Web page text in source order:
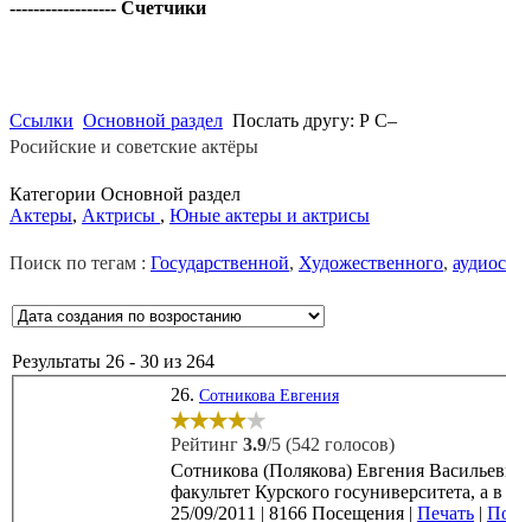
------------------ Счетчики
Ссылки Основной раздел Послать другу: Р С–
Росийские и советские актёры
Категории Основной раздел
Актеры, Актрисы , Юные актеры и актрисы
Поиск по тегам : Государственной, Художественного,
Результаты 26 - 30 из 264
26. Сотникова Евгения
Рейтинг 3.9/5 (542 голосов)
Сотникова (Полякова) Евгения Васильевна – российская
факультет Курского госуниверситета, а
25/09/2011 | 8166 Посещения | Печать |